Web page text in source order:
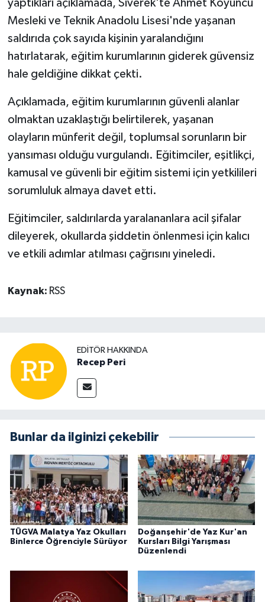
yaptıkları açıklamada, Siverek'te Ahmet Koyuncu
Mesleki ve Teknik Anadolu Lisesi'nde yaşanan
saldırıda çok sayıda kişinin yaralandığını
hatırlatarak, eğitim kurumlarının giderek güvensiz
hale geldiğine dikkat çekti.
Açıklamada, eğitim kurumlarının güvenli alanlar
olmaktan uzaklaştığı belirtilerek, yaşanan
olayların münferit değil, toplumsal sorunların bir
yansıması olduğu vurgulandı. Eğitimciler, eşitlikçi,
kamusal ve güvenli bir eğitim sistemi için yetkilileri
sorumluluk almaya davet etti.
Eğitimciler, saldırılarda yaralananlara acil şifalar
dileyerek, okullarda şiddetin önlenmesi için kalıcı
ve etkili adımlar atılması çağrısını yineledi.
Kaynak: RSS
EDITÖR HAKKINDA
Recep Peri
Bunlar da ilginizi çekebilir
TÜGVA Malatya Yaz Okulları
Binlerce Öğrenciyle Sürüyor
Doğanşehir'de Yaz Kur'an
Kursları Bilgi Yarışması
Düzenlendi